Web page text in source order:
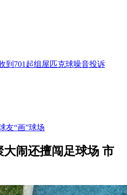
到701起组屋匹克球噪音投诉
友“画”球场
闹还擅闯足球场 市